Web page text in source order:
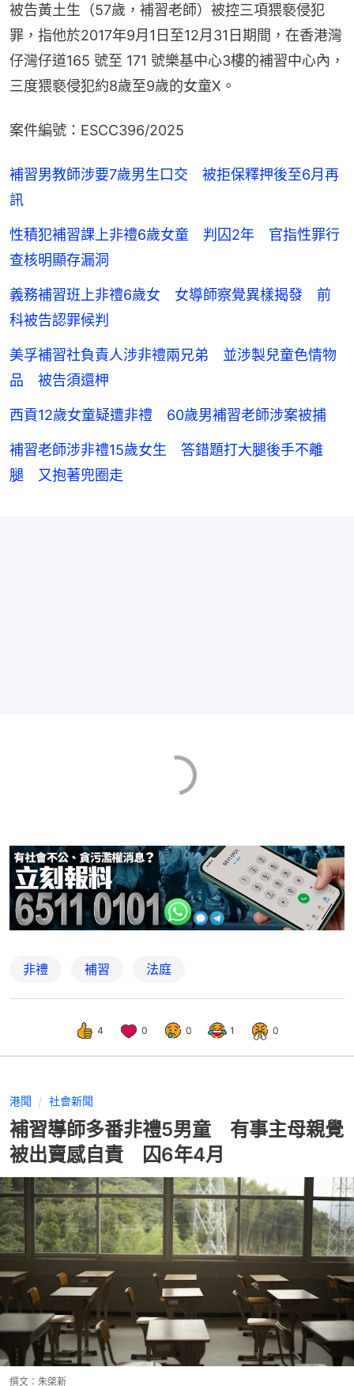
被告黃土生（57歲，補習老師）被控三項猥褻侵犯
罪，指他於2017年9月1日至12月31日期間，在香港灣
仔灣仔道165 號至 171 號樂基中心3樓的補習中心內，
三度猥褻侵犯約8歲至9歲的女童X。
案件編號：ESCC396/2025
補習男教師涉要7歲男生口交 被拒保釋押後至6月再
訊
性積犯補習課上非禮6歲女童 判囚2年 官指性罪行
查核明顯存漏洞
義務補習班上非禮6歲女 女導師察覺異樣揭發 前
科被告認罪候判
美孚補習社負責人涉非禮兩兄弟 並涉製兒童色情物
品 被告須還柙
西貢12歲女童疑遭非禮 60歲男補習老師涉案被捕
補習老師涉非禮15歲女生 答錯題打大腿後手不離
腿 又抱著兜圈走
非禮 補習 法庭
4 0 0 1 0
港聞 社會新聞
補習導師多番非禮5男童 有事主母親覺
被出賣感自責 囚6年4月
撰文： 朱棨新